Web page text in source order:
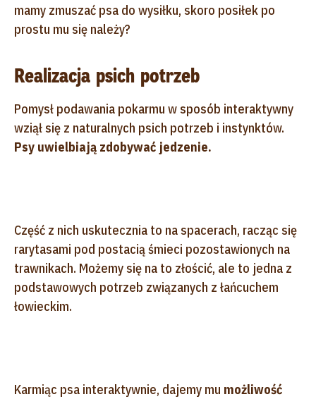
mamy zmuszać psa do wysiłku, skoro posiłek po
prostu mu się należy?
Realizacja psich potrzeb
Pomysł podawania pokarmu w sposób interaktywny
wziął się z naturalnych psich potrzeb i instynktów.
Psy uwielbiają zdobywać jedzenie.
Część z nich uskutecznia to na spacerach, racząc się
rarytasami pod postacią śmieci pozostawionych na
trawnikach. Możemy się na to złościć, ale to jedna z
podstawowych potrzeb związanych z łańcuchem
łowieckim.
Karmiąc psa interaktywnie, dajemy mu możliwość